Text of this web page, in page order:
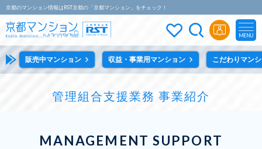
京都のマンション情報はRST京都の「京都マンション」をチェック！
MENU
販売中マンション 収益・事業用マンション こだわりマン
管理組合支援業務 事業紹介
MANAGEMENT SUPPORT